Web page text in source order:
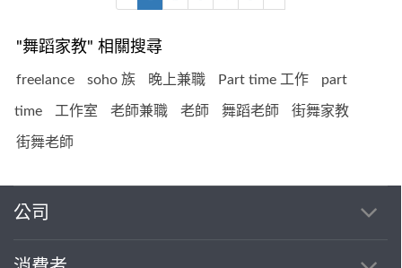
"舞蹈家教" 相關搜尋
freelance soho 族 晚上兼職 Part time 工作 part
time 工作室 老師兼職 老師 舞蹈老師 街舞家教
街舞老師
公司